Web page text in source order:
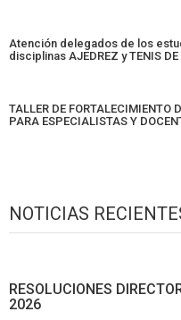
Atención delegados de los
disciplinas AJEDREZ y TENIS
TALLER DE FORTALECIMIENTO
PARA ESPECIALISTAS Y
NOTICIAS
RESOLUCIONES
2026